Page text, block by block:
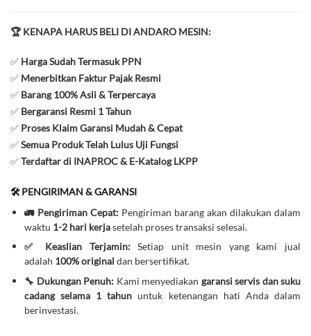
🏆 KENAPA HARUS BELI DI ANDARO MESIN:
✅ Harga Sudah Termasuk PPN
✅ Menerbitkan Faktur Pajak Resmi
✅ Barang 100% Asli & Terpercaya
✅ Bergaransi Resmi 1 Tahun
✅ Proses Klaim Garansi Mudah & Cepat
✅Semua Produk Telah Lulus Uji Fungsi
✅Terdaftar di INAPROC & E-Katalog LKPP
🛠️ PENGIRIMAN & GARANSI
🚛 Pengiriman Cepat:Pengiriman barang akan dilakukan dalam
waktu 1-2 hari kerjasetelah proses transaksi selesai.
✅ Keaslian Terjamin:Setiap unit mesin yang kami jual
adalah 100% original dan bersertifikat.
🔧 Dukungan Penuh: Kami menyediakan garansi servis dan suku
cadang selama 1 tahun untuk ketenangan hati Anda dalam
berinvestasi.